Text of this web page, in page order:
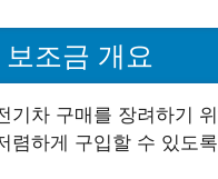
조금 개요
기차 구매를 장려하기
렴하게 구입할 수 있도